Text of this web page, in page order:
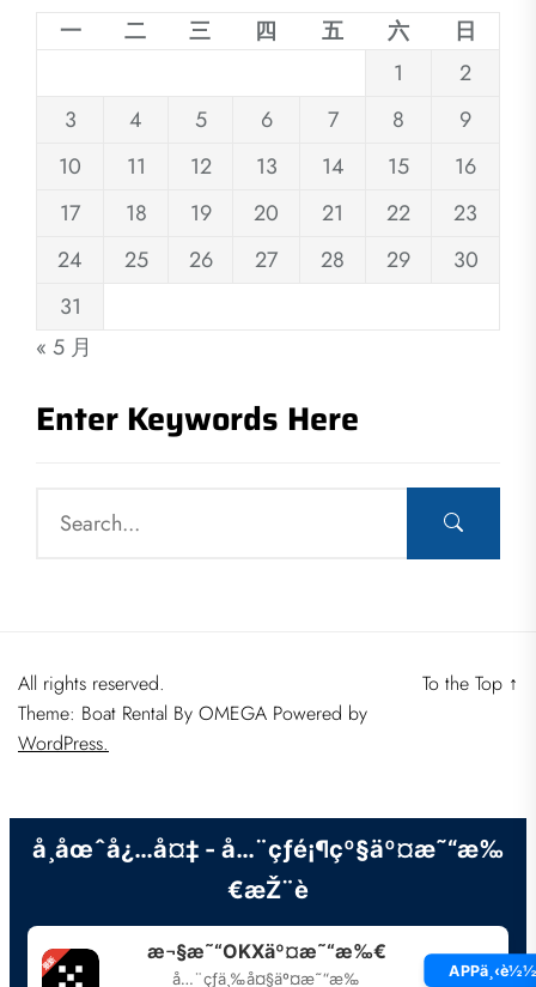
一
二 三 四 五 六
日
1
2
3
4 5 6 7 8
9
10
11 12 13 14 15
16
17
18 19 20 21 22
23
24
25 26 27 28 29
30
31
« 5 月
Enter Keywords Here
All rights reserved.
Theme: Boat Rental By OMEGA Powered by
WordPress.
To the Top ↑